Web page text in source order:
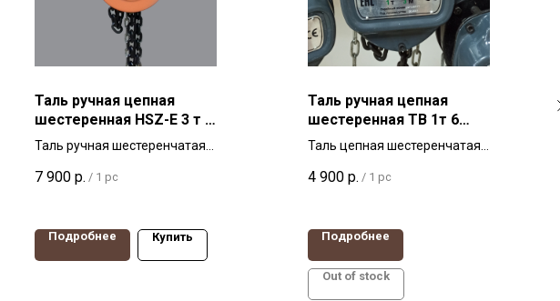
Таль ручная цепная
шестеренная HSZ-E 3 т 3
метра
Таль ручная шестеренчатая
использования и нечастого
7 900 р. / 1 pc
Подробнее Купить
Таль ручная цепная
шестеренная ТВ 1т 6
метров
Таль цепная шестеренчатая
4 900 р. / 1 pc
Подробнее
Out of stock